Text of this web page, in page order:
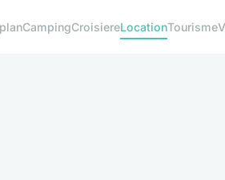
CampingCroisiereLocationTourisme